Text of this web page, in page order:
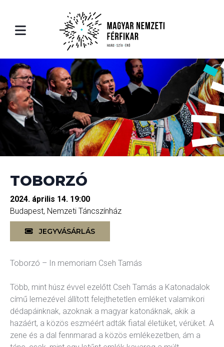
története
A Férfikar
A Férfikar
TOBORZÓ
2024. április 14. 19:00
Budapest, Nemzeti Táncszínház
JEGYVÁSÁRLÁS
Toborzó – In memoriam Cseh Tamás
Több, mint húsz évvel ezelőtt Cseh Tamás a Katonadalok
című lemezével állított felejthetetlen emléket valamikori
dédapáinknak, azoknak a magyar katonáknak, akik a
hazáért, a közös eszméért adták fiatal életüket, vérüket. A
zene és a dal fennmarad a közös emlékezetben, ám a